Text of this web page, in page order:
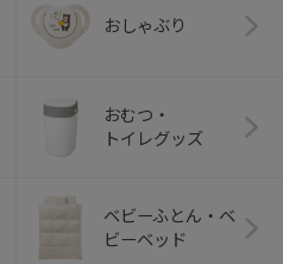
おしゃぶり
おむつ・
トイレグッズ
ベビーふとん・ベ
ビーベッド